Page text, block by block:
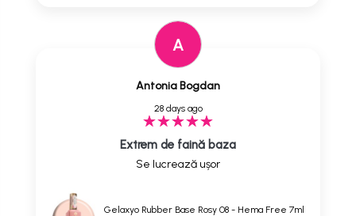
A
Antonia Bogdan
28 days ago
Extrem de faină baza
Se lucrează ușor
Gelaxyo Rubber Base Rosy 08 - Hema Free 7ml